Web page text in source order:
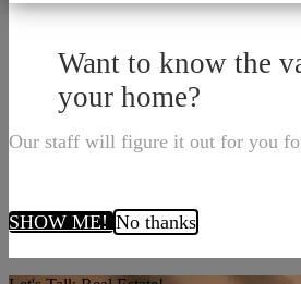
Want to know the
your home?
Our staff will figure it out for you
SHOW ME!No thanks